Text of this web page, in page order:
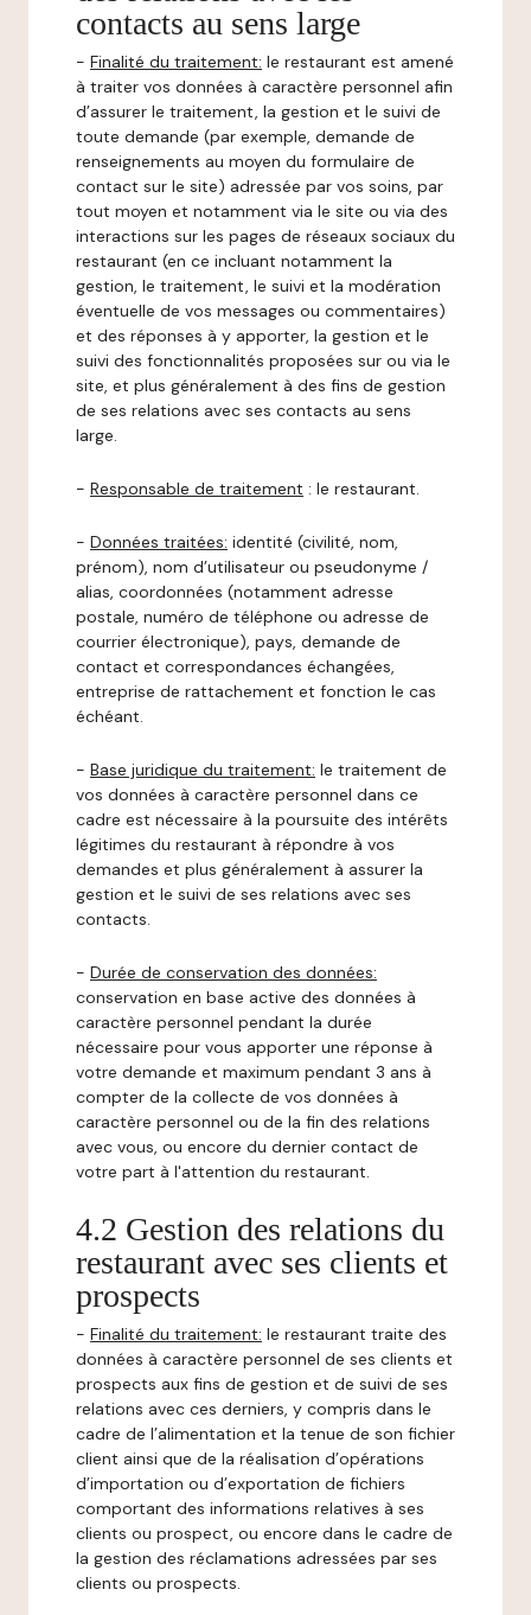
contacts au sens large
- Finalité du traitement: le restaurant est amené
à traiter vos données à caractère personnel afin
d’assurer le traitement, la gestion et le suivi de
toute demande (par exemple, demande de
renseignements au moyen du formulaire de
contact sur le site) adressée par vos soins, par
tout moyen et notamment via le site ou via des
interactions sur les pages de réseaux sociaux du
restaurant (en ce incluant notamment la
gestion, le traitement, le suivi et la modération
éventuelle de vos messages ou commentaires)
et des réponses à y apporter, la gestion et le
suivi des fonctionnalités proposées sur ou via le
site, et plus généralement à des fins de gestion
de ses relations avec ses contacts au sens
large.
- Responsable de traitement : le restaurant.
- Données traitées: identité (civilité, nom,
prénom), nom d’utilisateur ou pseudonyme /
alias, coordonnées (notamment adresse
postale, numéro de téléphone ou adresse de
courrier électronique), pays, demande de
contact et correspondances échangées,
entreprise de rattachement et fonction le cas
échéant.
- Base juridique du traitement: le traitement de
vos données à caractère personnel dans ce
cadre est nécessaire à la poursuite des intérêts
légitimes du restaurant à répondre à vos
demandes et plus généralement à assurer la
gestion et le suivi de ses relations avec ses
contacts.
- Durée de conservation des données:
conservation en base active des données à
caractère personnel pendant la durée
nécessaire pour vous apporter une réponse à
votre demande et maximum pendant 3 ans à
compter de la collecte de vos données à
caractère personnel ou de la fin des relations
avec vous, ou encore du dernier contact de
votre part à l'attention du restaurant.
4.2 Gestion des relations du
restaurant avec ses clients et
prospects
- Finalité du traitement: le restaurant traite des
données à caractère personnel de ses clients et
prospects aux fins de gestion et de suivi de ses
relations avec ces derniers, y compris dans le
cadre de l’alimentation et la tenue de son fichier
client ainsi que de la réalisation d’opérations
d’importation ou d’exportation de fichiers
comportant des informations relatives à ses
clients ou prospect, ou encore dans le cadre de
la gestion des réclamations adressées par ses
clients ou prospects.